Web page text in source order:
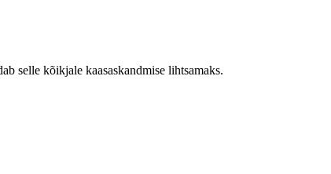
selle kõikjale kaasaskandmise lihtsamaks.